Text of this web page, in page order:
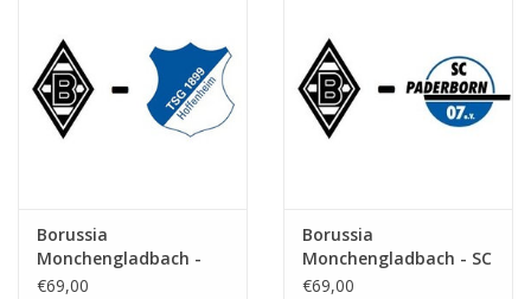
Borussia
Monchengladbach -
TSG Hoffenheim
€69,00
Borussia
Monchengladbach - SC
Paderborn
€69,00